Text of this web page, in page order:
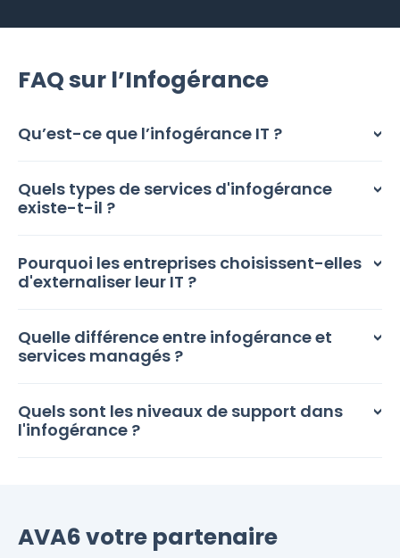
FAQ sur l’Infogérance
Qu’est-ce que l’infogérance IT ?
Quels types de services d'infogérance
existe-t-il ?
Pourquoi les entreprises choisissent-elles
d'externaliser leur IT ?
Quelle différence entre infogérance et
services managés ?
Quels sont les niveaux de support dans
l'infogérance ?
AVA6 votre partenaire